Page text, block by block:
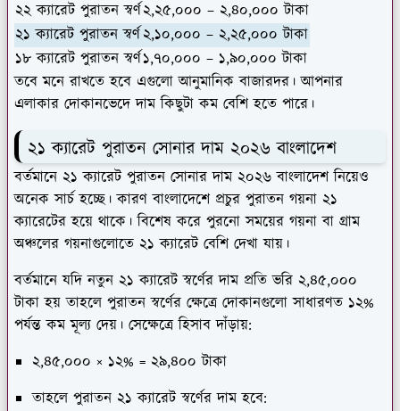
২২ ক্যারেট পুরাতন স্বর্ণ২,২৫,০০০ – ২,৪০,০০০ টাকা
২১ ক্যারেট পুরাতন স্বর্ণ২,১০,০০০ – ২,২৫,০০০ টাকা
১৮ ক্যারেট পুরাতন স্বর্ণ১,৭০,০০০ – ১,৯০,০০০ টাকা
তবে মনে রাখতে হবে এগুলো আনুমানিক বাজারদর। আপনার
এলাকার দোকানভেদে দাম কিছুটা কম বেশি হতে পারে।
২১ ক্যারেট পুরাতন সোনার দাম ২০২৬ বাংলাদেশ
বর্তমানে ২১ ক্যারেট পুরাতন সোনার দাম ২০২৬ বাংলাদেশ নিয়েও
অনেক সার্চ হচ্ছে। কারণ বাংলাদেশে প্রচুর পুরাতন গয়না ২১
ক্যারেটের হয়ে থাকে। বিশেষ করে পুরনো সময়ের গয়না বা গ্রাম
অঞ্চলের গয়নাগুলোতে ২১ ক্যারেট বেশি দেখা যায়।
বর্তমানে যদি নতুন ২১ ক্যারেট স্বর্ণের দাম প্রতি ভরি ২,৪৫,০০০
টাকা হয় তাহলে পুরাতন স্বর্ণের ক্ষেত্রে দোকানগুলো সাধারণত ১২%
পর্যন্ত কম মূল্য দেয়। সেক্ষেত্রে হিসাব দাঁড়ায়:
২,৪৫,০০০ × ১২% = ২৯,৪০০ টাকা
তাহলে পুরাতন ২১ ক্যারেট স্বর্ণের দাম হবে: